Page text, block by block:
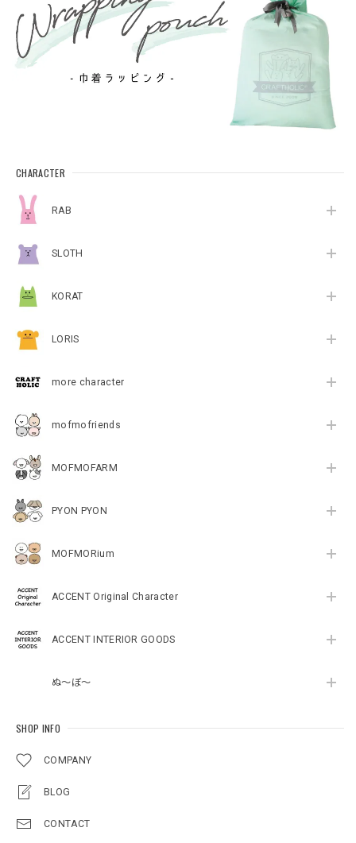
CHARACTER
RAB
SLOTH
KORAT
LORIS
more character
mofmofriends
MOFMOFARM
PYON PYON
MOFMORium
ACCENT Original Character
ACCENT INTERIOR GOODS
ぬ～ぼ～
SHOP INFO
COMPANY
BLOG
CONTACT